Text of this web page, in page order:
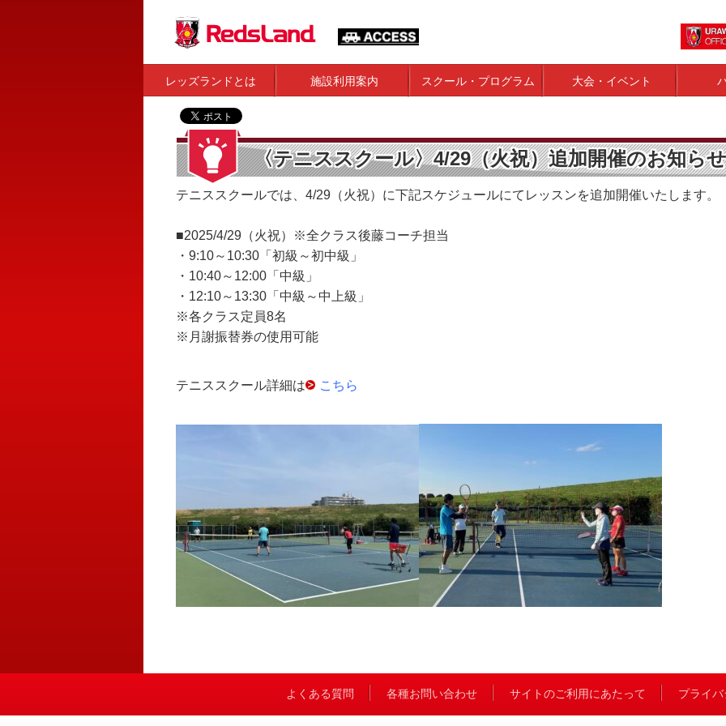
レッズランドとは 施設利用案内 スクール・プログラム 大会・イベント
〈テニススクール〉4/29（火祝）追加開催のお知らせ
テニススクールでは、4/29（火祝）に下記スケジュールにてレッスンを追加開催いたします。
■2025/4/29（火祝）※全クラス後藤コーチ担当
・9:10～10:30「初級～初中級」
・10:40～12:00「中級」
・12:10～13:30「中級～中上級」
※各クラス定員8名
※月謝振替券の使用可能
テニススクール詳細は こちら
よくある質問 各種お問い合わせ サイトのご利用にあたって プライ